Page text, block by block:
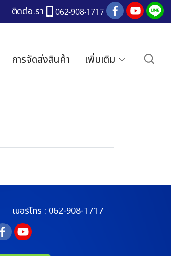
ติดต่อเรา 062-908-1717
การจัดส่งสินค้า เพิ่มเติม
เบอร์โทร : 062-908-1717